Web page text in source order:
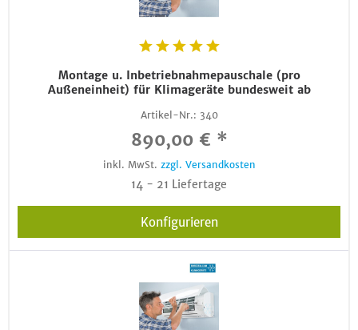
Montage u. Inbetriebnahmepauschale (pro
Außeneinheit) für Klimageräte bundesweit ab
Artikel-Nr.: 340
890,00 € *
inkl. MwSt. zzgl. Versandkosten
14 - 21 Liefertage
Konfigurieren